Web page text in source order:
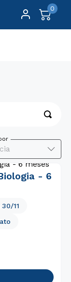
0
- 6
30/11
BUSCADOS